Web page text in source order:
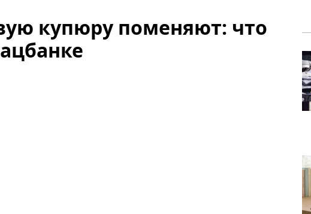
купюру поменяют: что